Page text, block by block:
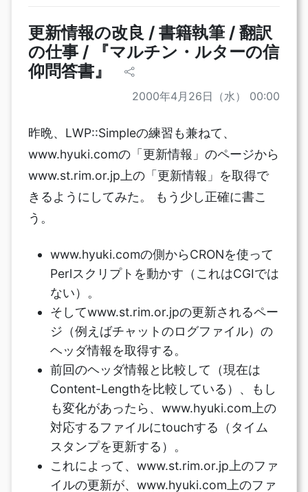
更新情報の改良 / 書籍執筆 / 翻訳
の仕事 / 『マルチン・ルターの信
仰問答書』
2000年4月26日（水） 00:00
昨晩、LWP::Simpleの練習も兼ねて、
www.hyuki.comの「更新情報」のページから
www.st.rim.or.jp上の「更新情報」を取得で
きるようにしてみた。 もう少し正確に書こ
う。
www.hyuki.comの側からCRONを使って
Perlスクリプトを動かす（これはCGIでは
ない）。
そしてwww.st.rim.or.jpの更新されるペー
ジ（例えばチャットのログファイル）の
ヘッダ情報を取得する。
前回のヘッダ情報と比較して（現在は
Content-Lengthを比較している）、もし
も変化があったら、www.hyuki.com上の
対応するファイルにtouchする（タイム
スタンプを更新する）。
これによって、www.st.rim.or.jp上のファ
イルの更新が、www.hyuki.com上のファ